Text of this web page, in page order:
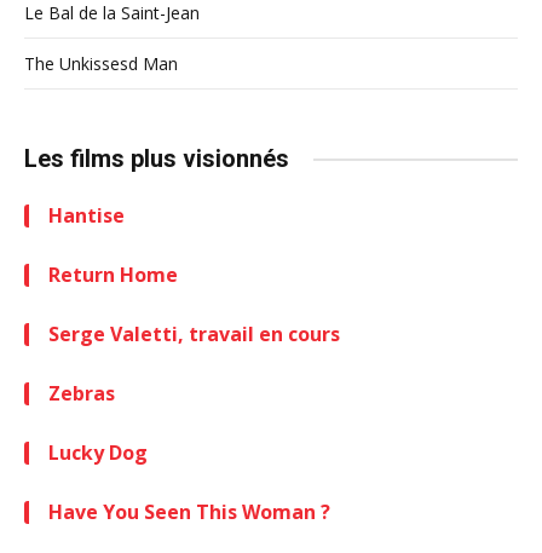
Le Bal de la Saint-Jean
The Unkissesd Man
Les films plus visionnés
Hantise
Return Home
Serge Valetti, travail en cours
Zebras
Lucky Dog
Have You Seen This Woman ?